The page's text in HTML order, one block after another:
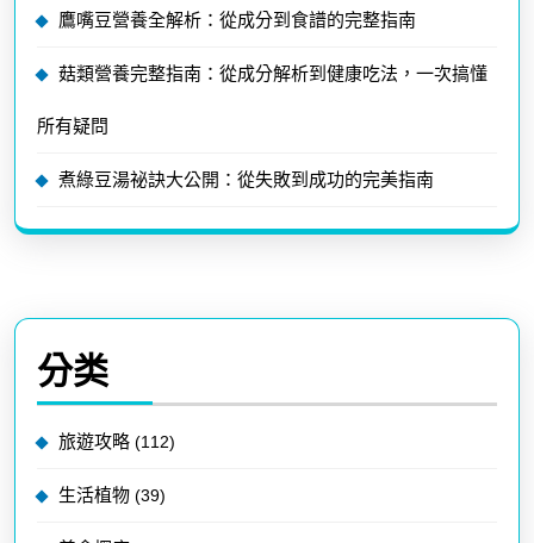
鷹嘴豆營養全解析：從成分到食譜的完整指南
菇類營養完整指南：從成分解析到健康吃法，一次搞懂
所有疑問
煮綠豆湯祕訣大公開：從失敗到成功的完美指南
分类
旅遊攻略 (112)
生活植物 (39)